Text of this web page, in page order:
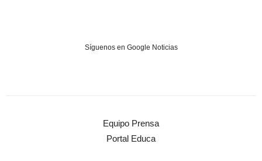
Síguenos en Google Noticias
Equipo Prensa
Portal Educa